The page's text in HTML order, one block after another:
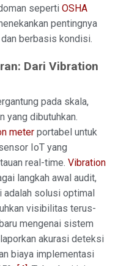
seperti OSHA
pentingnya
berbasis kondisi.
Dari Vibration
pada skala,
yang dibutuhkan.
meter portabel untuk
IoT yang
real-time. Vibration
langkah awal audit,
solusi optimal
visibilitas terus-
mengenai sistem
akurasi deteksi
biaya implementasi